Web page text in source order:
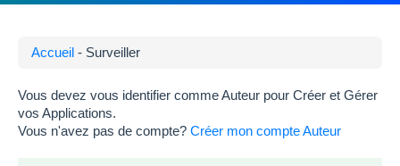
Accueil - Surveiller
Vous devez vous identifier comme Auteur pour Créer et Gérer
vos Applications.
Vous n'avez pas de compte? Créer mon compte Auteur